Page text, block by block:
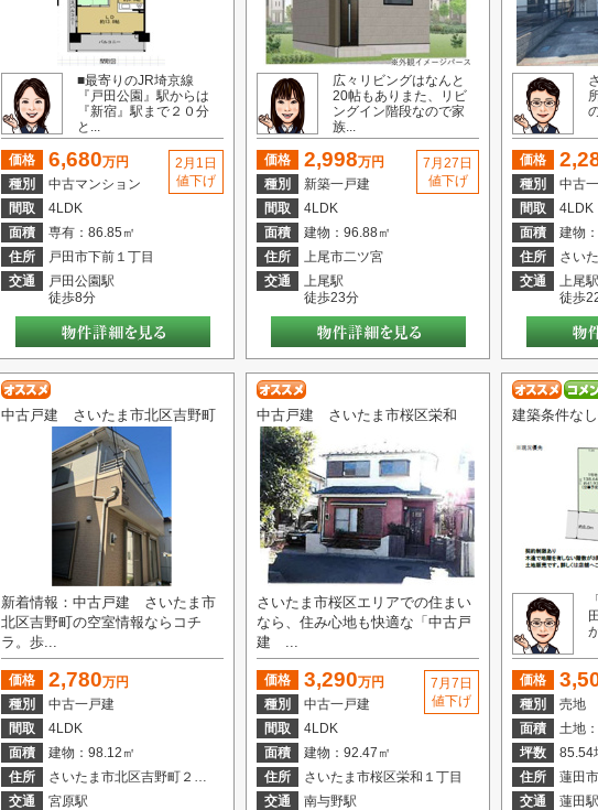
■最寄りのJR埼京線
『戸田公園』駅からは
『新宿』駅まで２０分
と...
価格 6,680万円
種別
中古マンション
間取
4LDK
面積
専有：86.85㎡
住所
戸田市下前１丁目
交通
戸田公園駅
徒歩8分
2月1日
値下げ
広々リビングはなんと
20帖もありまた、リビ
ングイン階段なので家
族...
価格 2,998万円
種別
新築一戸建
間取
4LDK
面積
建物：96.88㎡
住所
上尾市二ツ宮
交通
上尾駅
徒歩23分
7月27日
値下げ
価格
種別
中古
間取
4LDK
面積
建物
住所
さい
交通
上尾駅
徒歩
中古戸建 さいたま市北区吉野町
新着情報：中古戸建 さいたま市
北区吉野町の空室情報ならコチ
ラ。歩...
価格 2,780万円
種別
中古一戸建
間取
4LDK
面積
建物：98.12㎡
住所
さいたま市北区吉野町２丁目
交通
宮原駅
中古戸建 さいたま市桜区栄和
さいたま市桜区エリアでの住まい
なら、住み心地も快適な「中古戸
建 ...
価格 3,290万円
種別
中古一戸建
間取
4LDK
面積
建物：92.47㎡
住所
さいたま市桜区栄和１丁目
交通
南与野駅
7月7日
値下げ
価格
種別
売地
面積
土地
坪数
85.54
住所
蓮田
交通
蓮田駅